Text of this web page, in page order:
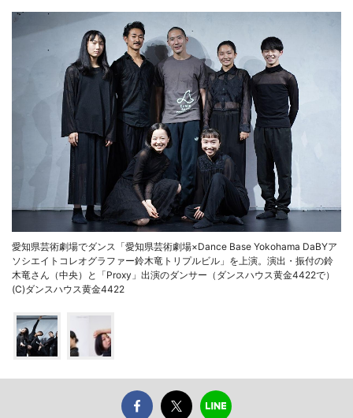
愛知県芸術劇場でダンス「愛知県芸術劇場×Dance Base Yokohama DaBYア
ソシエイトコレオグラファー鈴木竜トリプルビル」を上演。演出・振付の鈴
木竜さん（中央）と「Proxy」出演のダンサー（ダンスハウス黄金4422で）
(C)ダンスハウス黄金4422